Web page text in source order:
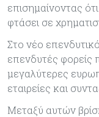
επισημαίνοντας
φτάσει σε
Στο νέο
επενδυτές φορείς
μεγαλύτερες
εταιρείες και
Μεταξύ αυτών